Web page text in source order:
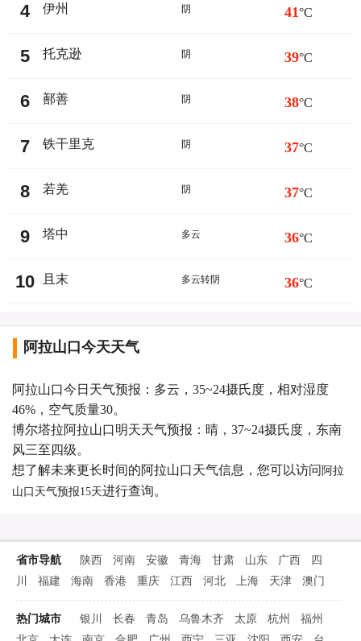
4 伊州 阴 41°C
5 托克逊 阴 39°C
6 鄯善 阴 38°C
7 铁干里克 阴 37°C
8 若羌 阴 37°C
9 塔中 多云 36°C
10 且末 多云转阴 36°C
阿拉山口今天天气
阿拉山口今日天气预报：多云，35~24摄氏度，相对湿度
46%，空气质量30。
博尔塔拉阿拉山口明天天气预报：晴，37~24摄氏度，东南
风三至四级。
想了解未来更长时间的阿拉山口天气信息，您可以访问 阿拉
山口天气预报15天进行查询。
省市导航 陕西 河南 安徽 青海 甘肃 山东 广西
四
川
福建 海南 香港 重庆 江西 河北 上海 天津 澳门
热门城市 银川 长春 青岛 乌鲁木齐 太原 杭州
福州